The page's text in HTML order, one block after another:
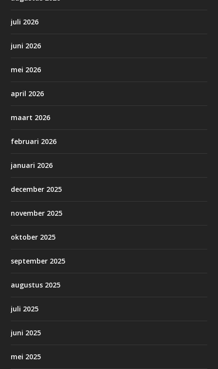
juli 2026
juni 2026
mei 2026
april 2026
maart 2026
februari 2026
januari 2026
december 2025
november 2025
oktober 2025
september 2025
augustus 2025
juli 2025
juni 2025
mei 2025